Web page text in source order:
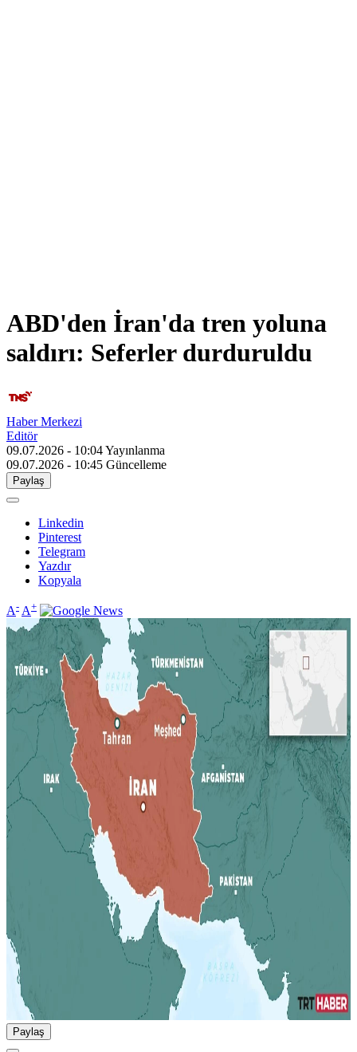
ABD'den İran'da tren yoluna
saldırı: Seferler durduruldu
Haber Merkezi
Editör
09.07.2026 - 10:04Yayınlanma
09.07.2026 - 10:45 Güncelleme
Paylaş
Linkedin
Pinterest
Telegram
Yazdır
Kopyala
A- A+
Paylaş